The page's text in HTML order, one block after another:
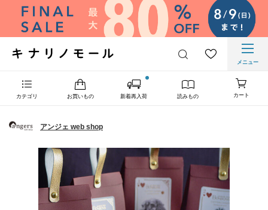
メニュー
カテゴリ お買いもの 新着再入荷 読みもの カート
アンジェ web shop